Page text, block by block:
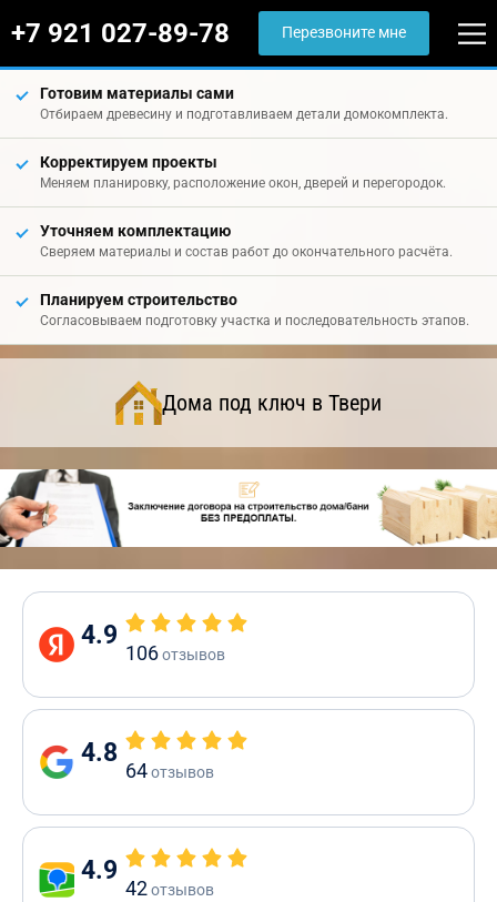
+7 921 027-89-78 Перезвоните мне
Готовим материалы сами
Отбираем древесину и подготавливаем детали домокомплекта.
Корректируем проекты
Меняем планировку, расположение окон, дверей и перегородок.
Уточняем комплектацию
Сверяем материалы и состав работ до окончательного расчёта.
Планируем строительство
Согласовываем подготовку участка и последовательность этапов.
Дома под ключ в Твери
4.9
106отзывов
4.8
64отзывов
4.9
42отзывов